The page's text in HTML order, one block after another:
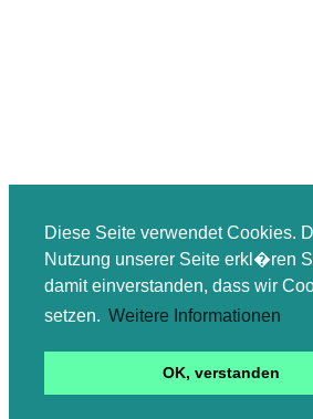
Diese Seite verwendet Cookies.
Nutzung unserer Seite erkl�ren
damit einverstanden, dass wir
setzen. Weitere Informationen
OK, verstanden